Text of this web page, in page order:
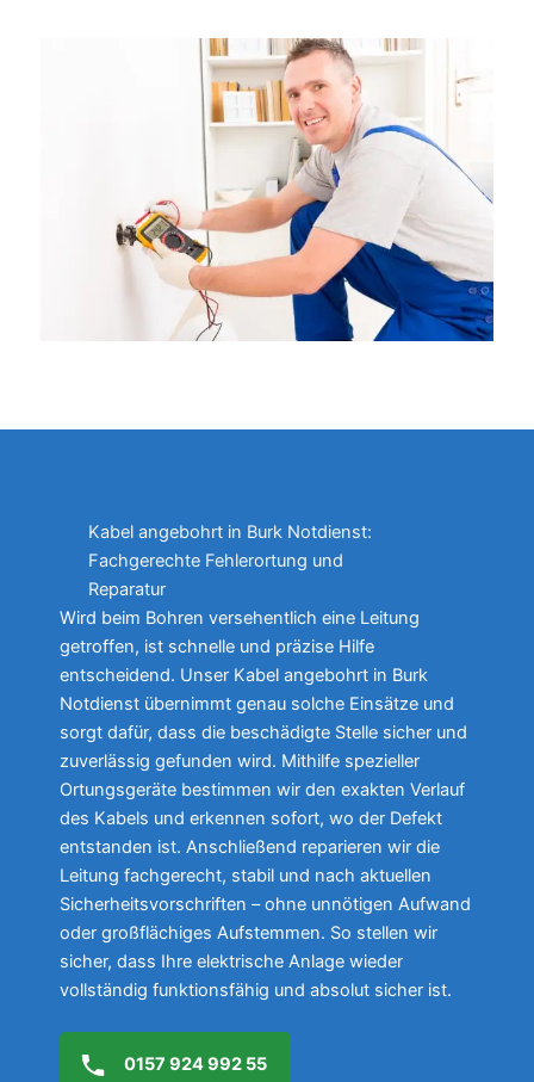
Kabel angebohrt in Burk Notdienst:
Fachgerechte Fehlerortung und
Reparatur
Wird beim Bohren versehentlich eine Leitung
getroffen, ist schnelle und präzise Hilfe
entscheidend. Unser Kabel angebohrt in Burk
Notdienst übernimmt genau solche Einsätze und
sorgt dafür, dass die beschädigte Stelle sicher und
zuverlässig gefunden wird. Mithilfe spezieller
Ortungsgeräte bestimmen wir den exakten Verlauf
des Kabels und erkennen sofort, wo der Defekt
entstanden ist. Anschließend reparieren wir die
Leitung fachgerecht, stabil und nach aktuellen
Sicherheitsvorschriften – ohne unnötigen Aufwand
oder großflächiges Aufstemmen. So stellen wir
sicher, dass Ihre elektrische Anlage wieder
vollständig funktionsfähig und absolut sicher ist.
0157 924 992 55